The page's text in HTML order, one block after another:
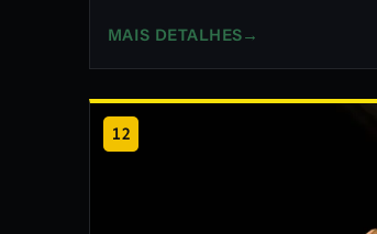
MAIS DETALHES →
12